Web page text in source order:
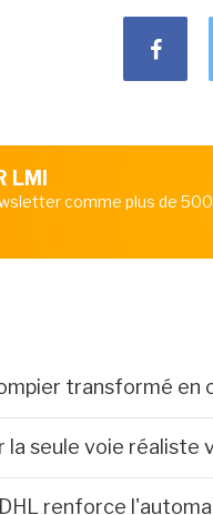
LMI
comme plus de
transformé
la seule voie
renforce